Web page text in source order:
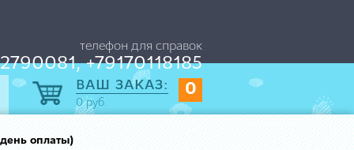
телефон для справок
+79170118185
0
ВАШ ЗАКАЗ:
0руб.
оплаты)